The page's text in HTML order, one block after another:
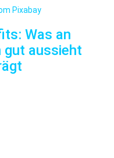
Was an
gut aussieht